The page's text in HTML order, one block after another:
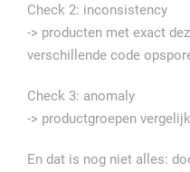
Check 2: inconsistency
-> producten met exact
verschillende code
Check 3: anomaly
-> productgroepen
En dat is nog niet alles: